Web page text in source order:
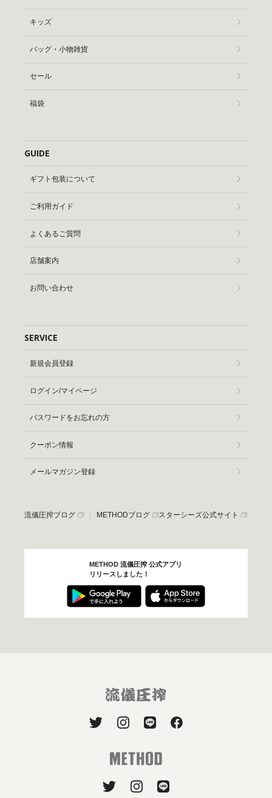
キッズ
バッグ・小物雑貨
セール
福袋
GUIDE
ギフト包装について
ご利用ガイド
よくあるご質問
店舗案内
お問い合わせ
SERVICE
新規会員登録
ログイン/マイページ
パスワードをお忘れの方
クーポン情報
メールマガジン登録
流儀圧搾ブログ METHODブログ スターシーズ公式サイト
METHOD 流儀圧搾 公式アプリ
リリースしました！